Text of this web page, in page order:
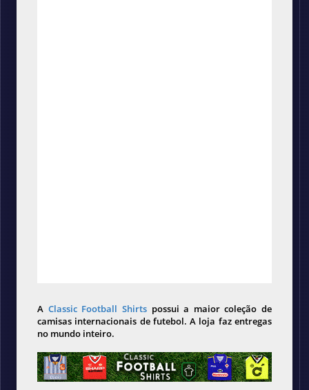
A Classic Football Shirts possui a maior coleção de
camisas internacionais de futebol. A loja faz entregas
no mundo inteiro.